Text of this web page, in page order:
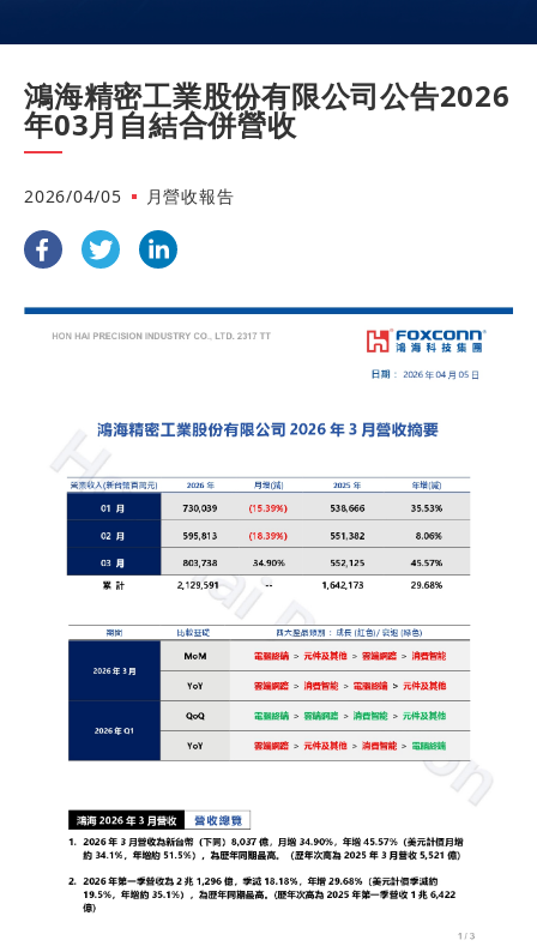
鴻海精密工業股份有限公司公告2026
年03月自結合併營收
2026/04/05 月營收報告